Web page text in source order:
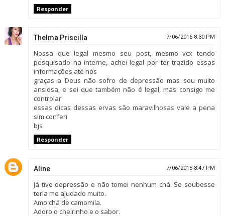
Responder
Thelma Priscilla 7/06/2015 8:30 PM
Nossa que legal mesmo seu post, mesmo vcx tendo
pesquisado na interne, achei legal por ter trazido essas
informações até nós
graças a Deus não sofro de depressão mas sou muito
ansiosa, e sei que também não é legal, mas consigo me
controlar
essas dicas dessas ervas são maravilhosas vale a pena
sim conferi
bjs
Responder
Aline 7/06/2015 8:47 PM
Já tive depressão e não tomei nenhum chá. Se soubesse
teria me ajudado muito.
Amo chá de camomila.
Adoro o cheirinho e o sabor.